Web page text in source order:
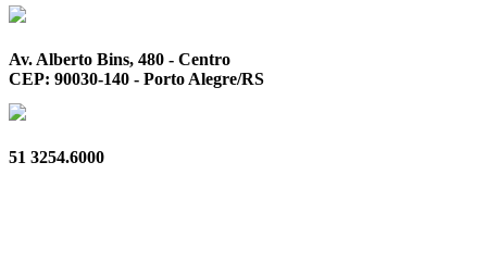
Av. Alberto Bins, 480 - Centro
CEP: 90030-140 - Porto Alegre/RS
51 3254.6000